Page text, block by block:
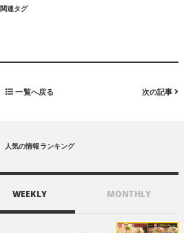
関連タグ
一覧へ戻る 次の記事
人気の情報ランキング
WEEKLY MONTHLY